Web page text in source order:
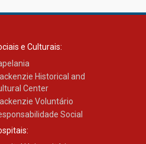
e Culturais:
Historical and
Center
Voluntário
Social